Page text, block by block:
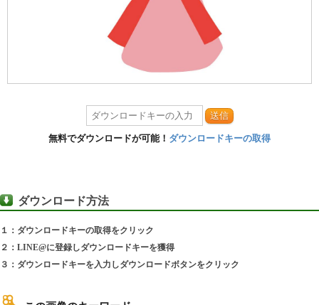
送信
無料でダウンロードが可能！ ダウンロードキーの取得
ダウンロード方法
１：ダウンロードキーの取得をクリック
２：LINE@に登録しダウンロードキーを獲得
３：ダウンロードキーを入力しダウンロードボタンをクリック